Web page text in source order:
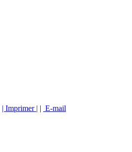
| Imprimer | | E-mail